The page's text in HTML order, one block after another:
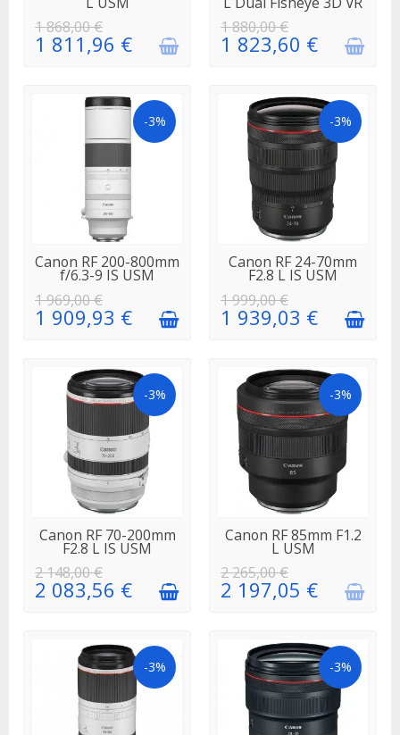
1 868,00 €
1 811,96 €
1 880,00 €
1 823,60 €
-3%
EN STOCK
Canon RF 200-800mm
f/6.3-9 IS USM
1 969,00 €
1 909,93 €
-3%
EN STOCK
Canon RF 24-70mm
F2.8 L IS USM
1 999,00 €
1 939,03 €
-3%
EN STOCK
Canon RF 70-200mm
F2.8 L IS USM
2 148,00 €
2 083,56 €
-3%
EN
RÉAPPROVISIONNEMENT
Canon RF 85mm F1.2
L USM
2 265,00 €
2 197,05 €
-3% -3%